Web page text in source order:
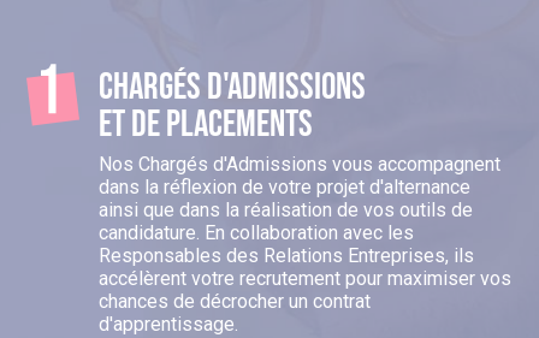
Chargés d'admissions
et de placements
Nos Chargés d'Admissions vous accompagnent
dans la réflexion de votre projet d'alternance
ainsi que dans la réalisation de vos outils de
candidature. En collaboration avec les
Responsables des Relations Entreprises, ils
accélèrent votre recrutement pour maximiser vos
chances de décrocher un contrat
d'apprentissage.